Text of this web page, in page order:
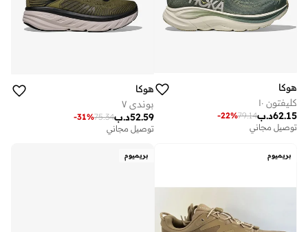
هوكا
كليفتون ١٠
د.ب62.15
79.14
-22%
توصيل مجاني
هوكا
بوندي ٧
د.ب52.59
75.34
-31%
توصيل مجاني
بريميوم بريميوم